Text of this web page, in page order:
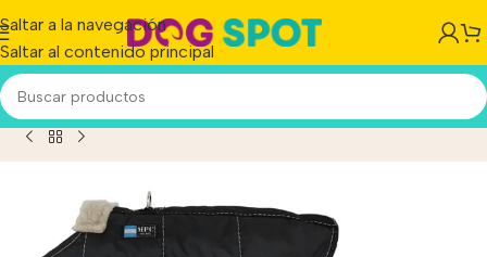
Saltar a la navegación
Saltar al contenido principal
Manta Mpc Baxer Impermeable C/corderito Talle 30